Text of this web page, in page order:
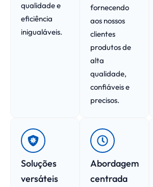
qualidade e
eficiência
inigualáveis.
fornecendo
aos nossos
clientes
produtos de
alta
qualidade,
confiáveis e
precisos.
Soluções
versáteis
Abordagem
centrada